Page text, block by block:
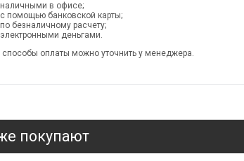
наличными в офисе;
с помощью банковской карты;
по безналичному расчету;
электронными деньгами.
способы оплаты можно уточнить у менеджера.
покупают